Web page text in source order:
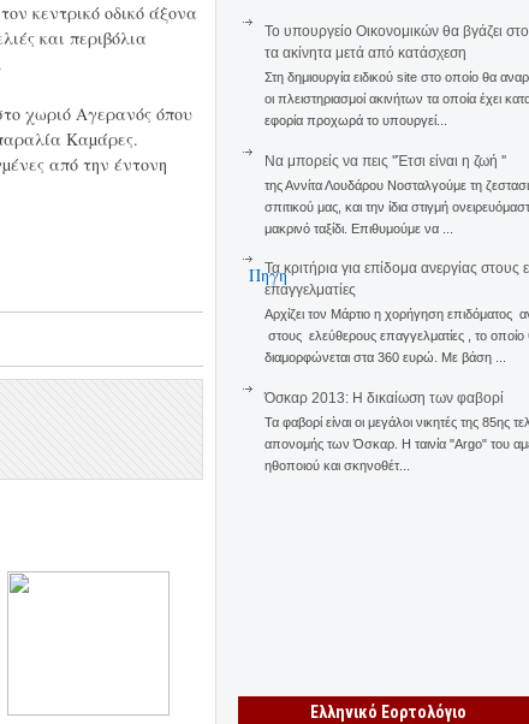
κεντρικό οδικό άξονα
και περιβόλια
χωριό Αγερανός όπου
Καµάρες.
από την έντονη
Πηγη
To υπουργείο Οικονομικών θα βγάζει στο
τα ακίνητα μετά από κατάσχεση
Στη δημιουργία ειδικού site στο οποίο θα
οι πλειστηριασμοί ακινήτων τα οποία έχει
εφορία προχωρά το υπουργεί...
Να μπορείς να πεις ''Έτσι είναι η ζωή ''
της Αννίτα Λουδάρου Νοσταλγούμε τη
σπιτικού μας, και την ίδια στιγμή
μακρινό ταξίδι. Επιθυμούμε να ...
Τα κριτήρια για επίδομα ανεργίας στους
επαγγελματίες
Αρχίζει τον Μάρτιο η χορήγηση επιδόματος
στους ελεύθερους επαγγελματίες , το οποίο
διαμορφώνεται στα 360 ευρώ. Με βάση ...
Όσκαρ 2013: Η δικαίωση των φαβορί
Τα φαβορί είναι οι μεγάλοι νικητές της 85ης
απονομής των Όσκαρ. Η ταινία "Αrgo" του
ηθοποιού και σκηνοθέτ...